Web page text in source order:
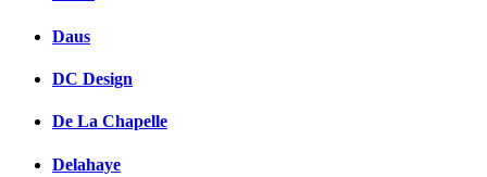
Daus
DC Design
De La Chapelle
Delahaye